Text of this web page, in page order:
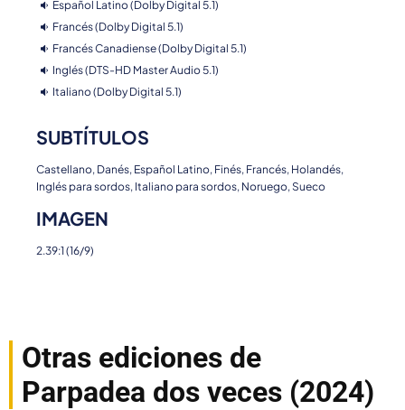
Español Latino (Dolby Digital 5.1)
Francés (Dolby Digital 5.1)
Francés Canadiense (Dolby Digital 5.1)
Inglés (DTS-HD Master Audio 5.1)
Italiano (Dolby Digital 5.1)
SUBTÍTULOS
Castellano, Danés, Español Latino, Finés, Francés, Holandés,
Inglés para sordos, Italiano para sordos, Noruego, Sueco
IMAGEN
2.39:1 (16/9)
Otras ediciones de
Parpadea dos veces (2024)